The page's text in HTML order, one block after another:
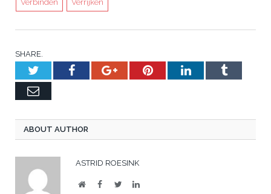
Verbinden Verrijken
SHARE.
TwitterFacebookGoogle+PinterestLinkedInTumblr
Email
ABOUT AUTHOR
ASTRID ROESINK
WebsiteFacebook
TwitterLinkedIn